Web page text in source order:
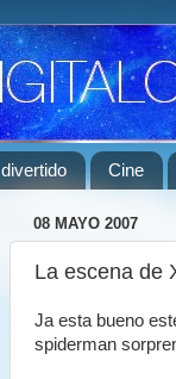
divertido Cine
08 MAYO 2007
La escena de
Ja esta bueno
spiderman